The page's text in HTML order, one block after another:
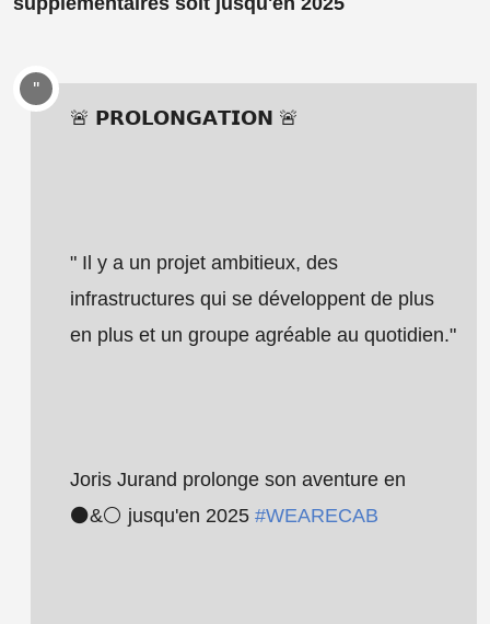
🚨 𝗣𝗥𝗢𝗟𝗢𝗡𝗚𝗔𝗧𝗜𝗢𝗡 🚨
" Il y a un projet ambitieux, des
infrastructures qui se développent de plus
en plus et un groupe agréable au quotidien."
Joris Jurand prolonge son aventure en
⚫️&⚪️ jusqu'en 2025 #WEARECAB